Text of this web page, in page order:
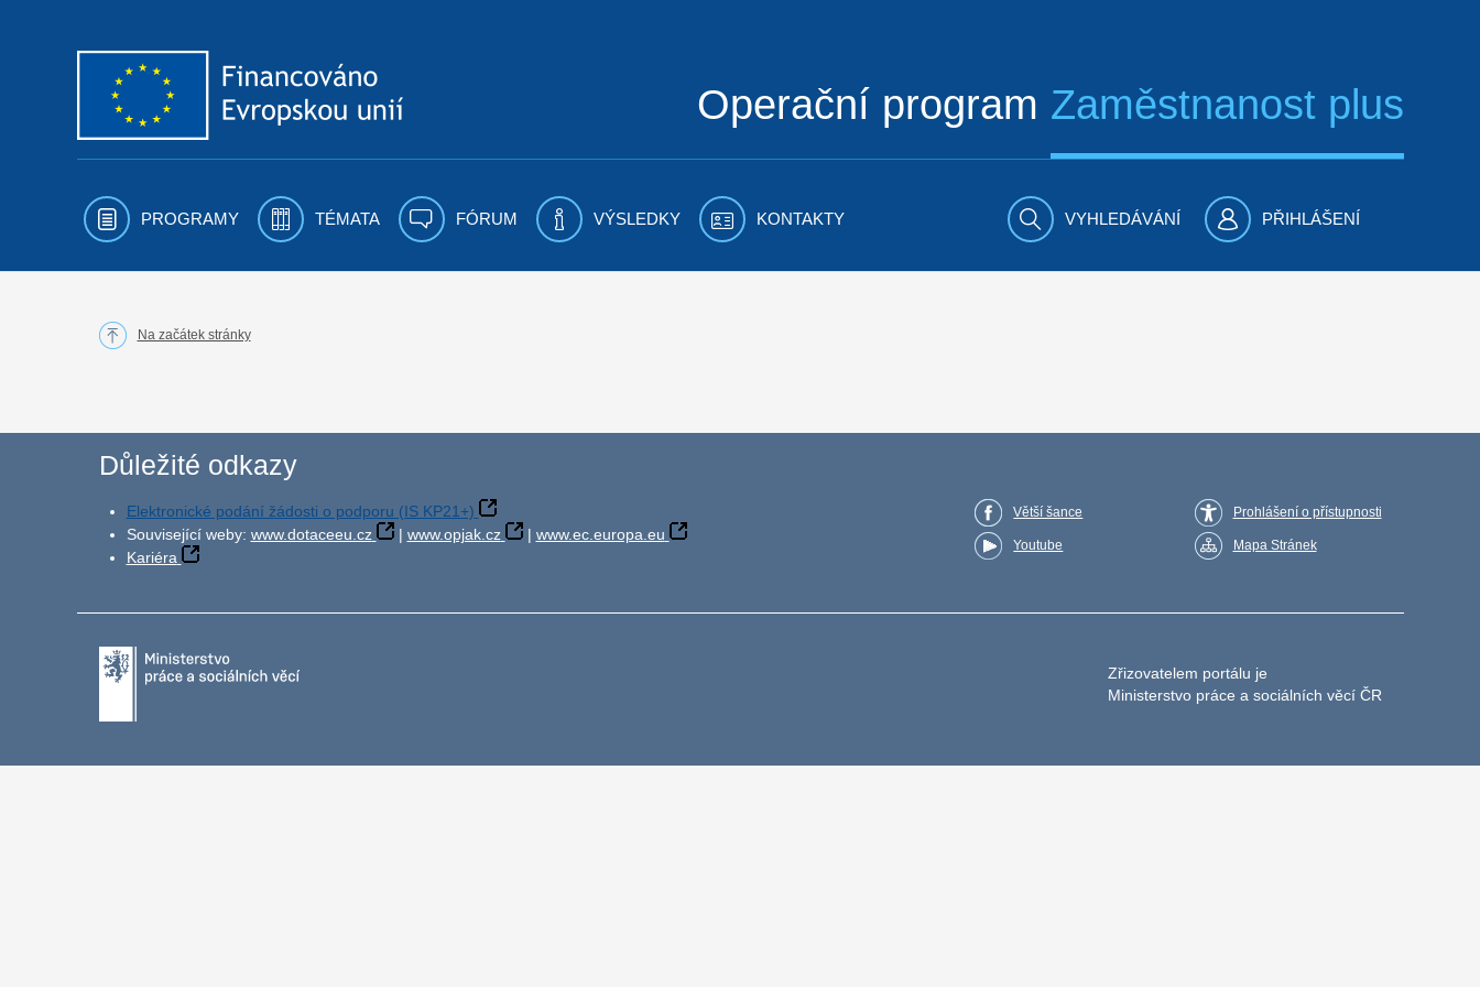
Operační program Zaměstnanost plus
PROGRAMY TÉMATA FÓRUM VÝSLEDKY KONTAKTY VYHLEDÁVÁNÍ PŘIHLÁŠENÍ
Na začátek stránky
Důležité odkazy
Elektronické podání žádosti o podporu (IS KP21+)
Související weby: www.dotaceeu.cz | www.opjak.cz | www.ec.europa.eu
Kariéra
Větší šance
Youtube
Prohlášení o přístupnosti
Mapa Stránek
Zřizovatelem portálu je
Ministerstvo práce a sociálních věcí ČR